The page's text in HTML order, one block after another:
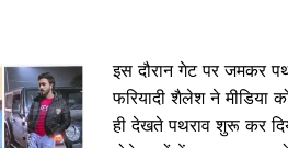
इस दौरान गेट पर जमकर
फरियादी शैलेश ने मीडिया
ही देखते पथराव शुरू कर